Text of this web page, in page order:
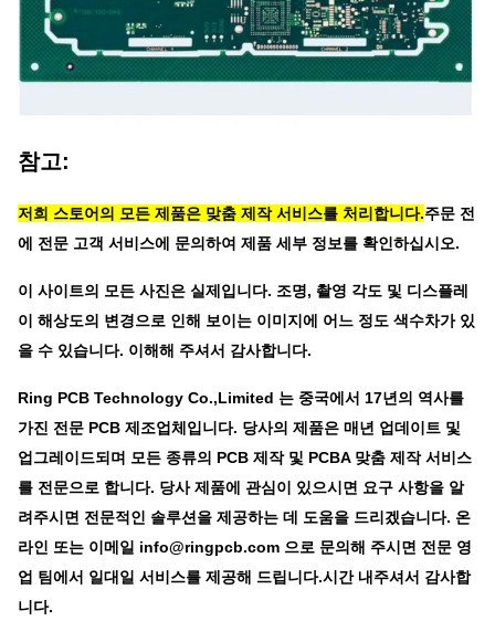
참고:
저희 스토어의 모든 제품은 맞춤 제작 서비스를 처리합니다.주문 전
에 전문 고객 서비스에 문의하여 제품 세부 정보를 확인하십시오.
이 사이트의 모든 사진은 실제입니다. 조명, 촬영 각도 및 디스플레
이 해상도의 변경으로 인해 보이는 이미지에 어느 정도 색수차가 있
을 수 있습니다. 이해해 주셔서 감사합니다.
Ring PCB Technology Co.,Limited 는 중국에서 17년의 역사를
가진 전문 PCB 제조업체입니다. 당사의 제품은 매년 업데이트 및
업그레이드되며 모든 종류의 PCB 제작 및 PCBA 맞춤 제작 서비스
를 전문으로 합니다. 당사 제품에 관심이 있으시면 요구 사항을 알
려주시면 전문적인 솔루션을 제공하는 데 도움을 드리겠습니다. 온
라인 또는 이메일 info@ringpcb.com 으로 문의해 주시면 전문 영
업 팀에서 일대일 서비스를 제공해 드립니다.시간 내주셔서 감사합
니다.